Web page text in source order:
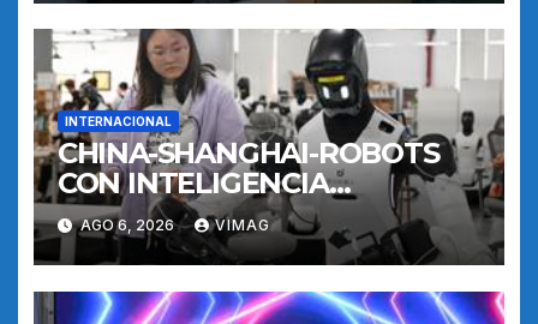
INTERNACIONAL
CHINA-SHANGHAI-ROBOTS
CON INTELIGENCIA
INCORPORADA-
ENTRENAMIENTO
AGO 6, 2026 VIMAG